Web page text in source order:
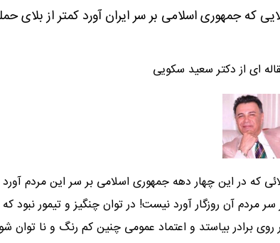
که جمهوری اسلامی بر سر ایران آورد کمتر از بلای حمله اعراب در
ای از دکتر سعید سکویی
که در این چهار دهه جمهوری اسلامی بر سر این مردم
سر مردم آن روزگار آورد نیست! در توان چنگیز و تیمور نبود
روی برادر بیاستد و اعتماد عمومی چنین کم رنگ و نا توان